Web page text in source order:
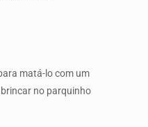
matá-lo com um
no parquinho